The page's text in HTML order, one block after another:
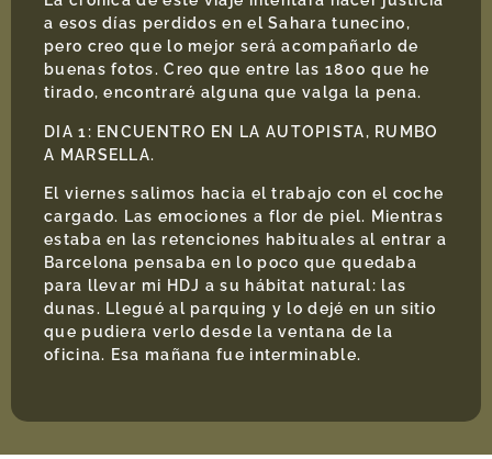
a esos días perdidos en el Sahara tunecino,
pero creo que lo mejor será acompañarlo de
buenas fotos. Creo que entre las 1800 que he
tirado, encontraré alguna que valga la pena.
DIA 1: ENCUENTRO EN LA AUTOPISTA, RUMBO
A MARSELLA.
El viernes salimos hacia el trabajo con el coche
cargado. Las emociones a flor de piel. Mientras
estaba en las retenciones habituales al entrar a
Barcelona pensaba en lo poco que quedaba
para llevar mi HDJ a su hábitat natural: las
dunas. Llegué al parquing y lo dejé en un sitio
que pudiera verlo desde la ventana de la
oficina. Esa mañana fue interminable.